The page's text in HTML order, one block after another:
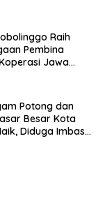
Raih
Pembina
Jawa
Potong dan
Besar Kota
Diduga Imbas